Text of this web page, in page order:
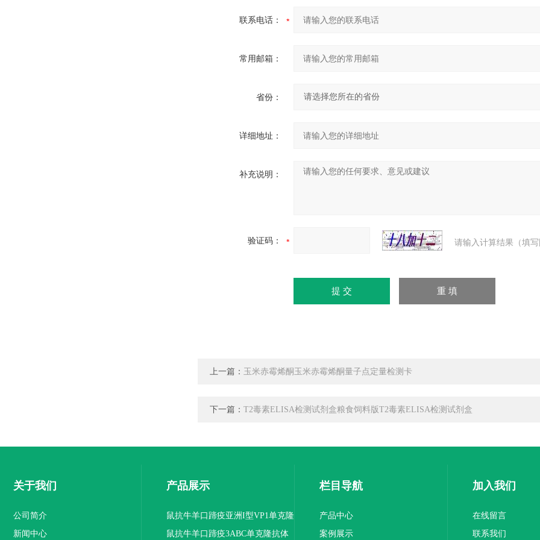
联系电话：
常用邮箱：
省份：
详细地址：
补充说明：
验证码： 请输入计算结果（填
上一篇： 玉米赤霉烯酮玉米赤霉烯酮量子点定量检测卡
下一篇： T2毒素ELISA检测试剂盒粮食饲料版T2毒素ELISA检测试剂盒
关于我们
公司简介
新闻中心
产品展示
鼠抗牛羊口蹄疫亚洲I型VP1单克隆
抗体
鼠抗牛羊口蹄疫3ABC单克隆抗体
栏目导航
产品中心
案例展示
加入我们
在线留言
联系我们